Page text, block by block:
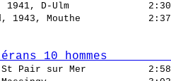
1941, D-Ulm
1943, Mouthe
10 hommes
St Pair sur Mer